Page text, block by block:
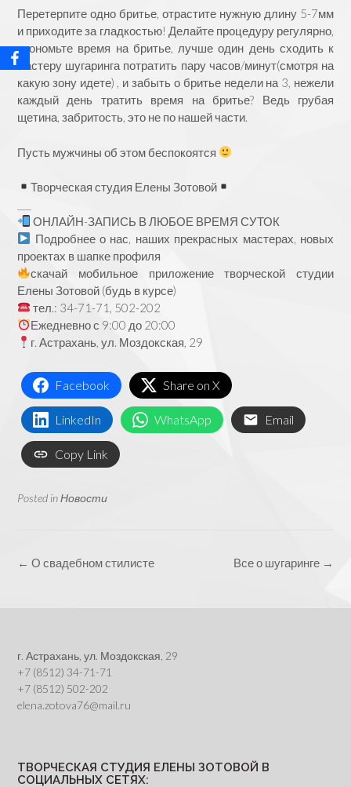
Перетерпите одно бритье, отрастите нужную длину 5-7мм
и приходите за гладкостью! Делайте процедуру регулярно,
экономьте время на бритье, лучше один день сходить к
мастеру шугаринга потратить пару часов/минут(смотря на
какую зону идете) , и забыть о бритье недели на 3, нежели
каждый день тратить время на бритье? Ведь грубая
щетина, забритость, это не по нашей части.
Пусть мужчины об этом беспокоятся
Творческая студия Елены Зотовой
ОНЛАЙН-ЗАПИСЬ В ЛЮБОЕ ВРЕМЯ СУТОК
Подробнее о нас, наших прекрасных мастерах, новых
проектах в шапке профиля
скачай мобильное приложение творческой студии
Елены Зотовой (будь в курсе)
тел.: 34-71-71, 502-202
Ежедневно с 9:00 до 20:00
г. Астрахань, ул. Моздокская, 29
Facebook Share on X
LinkedIn WhatsApp Email
Copy Link
Posted inНовости
Post
Все о шугаринге →
← О свадебном стилисте
г. Астрахань, ул. Моздокская, 29
+7 (8512) 34-71-71
+7 (8512) 502-202
elena.zotova76@mail.ru
ТВОРЧЕСКАЯ СТУДИЯ ЕЛЕНЫ ЗОТОВОЙ В
СОЦИАЛЬНЫХ СЕТЯХ: